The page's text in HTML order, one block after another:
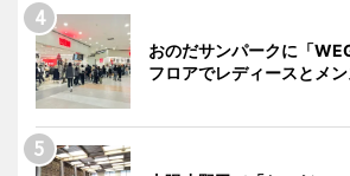
おのだサンパークに「
フロアでレディースとメ